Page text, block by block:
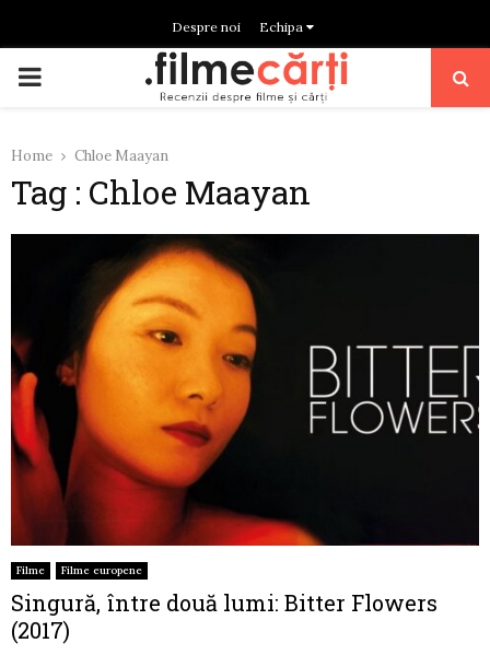
Despre noi Echipa
PRIMARY
Home Chloe Maayan
Tag : Chloe Maayan
Filme Filme europene
Singură, între două lumi: Bitter Flowers
(2017)